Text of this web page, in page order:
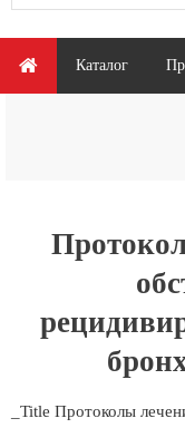
Главное меню
Каталог
_Title Протоколы